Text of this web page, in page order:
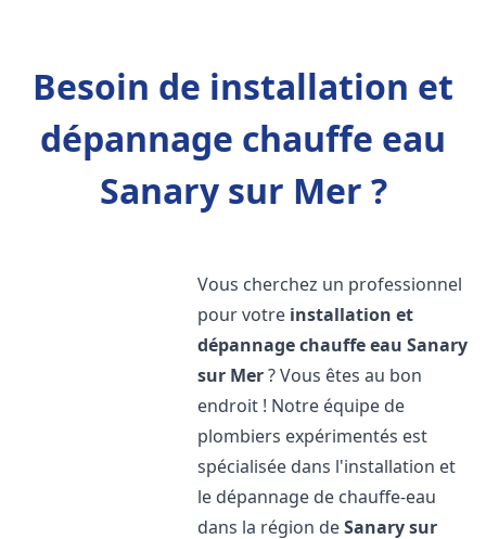
Besoin de installation et
dépannage chauffe eau
Sanary sur Mer ?
Vous cherchez un professionnel
pour votre installation et
dépannage chauffe eau Sanary
sur Mer? Vous êtes au bon
endroit ! Notre équipe de
plombiers expérimentés est
spécialisée dans l'installation et
le dépannage de chauffe-eau
dans la région deSanary sur